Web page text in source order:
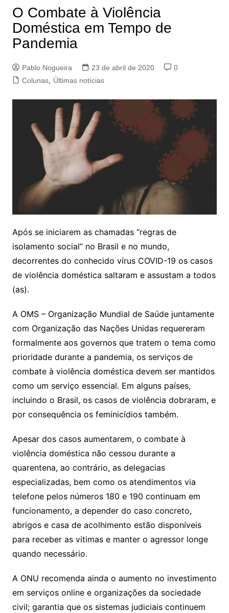
O Combate à Violência
Doméstica em Tempo de
Pandemia
Pablo Nogueira 23 de abril de 2020
0
Colunas, Últimas notícias
Após se iniciarem as chamadas “regras de
isolamento social” no Brasil e no mundo,
decorrentes do conhecido vírus COVID-19 os casos
de violência doméstica saltaram e assustam a todos
(as).
A OMS – Organização Mundial de Saúde juntamente
com Organização das Nações Unidas requereram
formalmente aos governos que tratem o tema como
prioridade durante a pandemia, os serviços de
combate à violência doméstica devem ser mantidos
como um serviço essencial. Em alguns países,
incluindo o Brasil, os casos de violência dobraram, e
por consequência os feminicídios também.
Apesar dos casos aumentarem, o combate à
violência doméstica não cessou durante a
quarentena, ao contrário, as delegacias
especializadas, bem como os atendimentos via
telefone pelos números 180 e 190 continuam em
funcionamento, a depender do caso concreto,
abrigos e casa de acolhimento estão disponíveis
para receber as vitimas e manter o agressor longe
quando necessário.
A ONU recomenda ainda o aumento no investimento
em serviços online e organizações da sociedade
civil; garantia que os sistemas judiciais continuem